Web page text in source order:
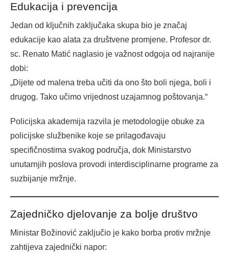
Edukacija i prevencija
Jedan od ključnih zaključaka skupa bio je značaj
edukacije kao alata za društvene promjene. Profesor dr.
sc. Renato Matić naglasio je važnost odgoja od najranije
dobi:
„Dijete od malena treba učiti da ono što boli njega, boli i
drugog. Tako učimo vrijednost uzajamnog poštovanja.“
Policijska akademija razvila je metodologije obuke za
policijske službenike koje se prilagođavaju
specifičnostima svakog područja, dok Ministarstvo
unutarnjih poslova provodi interdisciplinarne programe za
suzbijanje mržnje.
Zajedničko djelovanje za bolje društvo
Ministar Božinović zaključio je kako borba protiv mržnje
zahtijeva zajednički napor: